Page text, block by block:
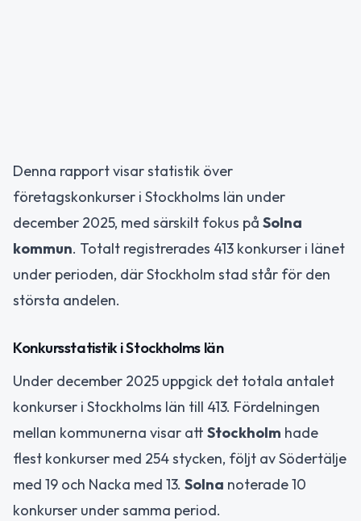
Denna rapport visar statistik över
företagskonkurser i Stockholms län under
december 2025, med särskilt fokus på Solna
kommun. Totalt registrerades 413 konkurser i länet
under perioden, där Stockholm stad står för den
största andelen.
Konkursstatistik i Stockholms län
Under december 2025 uppgick det totala antalet
konkurser i Stockholms län till 413. Fördelningen
mellan kommunerna visar att Stockholm hade
flest konkurser med 254 stycken, följt av Södertälje
med 19 och Nacka med 13. Solna noterade 10
konkurser under samma period.